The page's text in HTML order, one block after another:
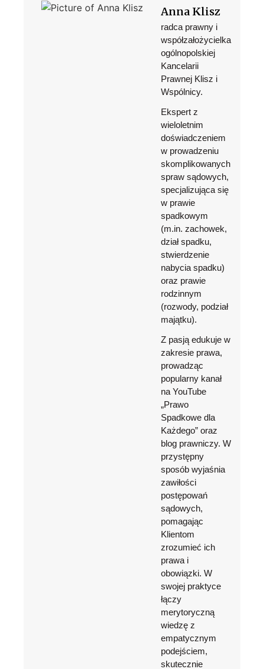
Anna Klisz
radca prawny i
współzałożycielka
ogólnopolskiej
Kancelarii
Prawnej Klisz i
Wspólnicy.
Ekspert z
wieloletnim
doświadczeniem
w prowadzeniu
skomplikowanych
spraw sądowych,
specjalizująca się
w prawie
spadkowym
(m.in. zachowek,
dział spadku,
stwierdzenie
nabycia spadku)
oraz prawie
rodzinnym
(rozwody, podział
majątku).
Z pasją edukuje w
zakresie prawa,
prowadząc
popularny kanał
na YouTube
„Prawo
Spadkowe dla
Każdego” oraz
blog prawniczy. W
przystępny
sposób wyjaśnia
zawiłości
postępowań
sądowych,
pomagając
Klientom
zrozumieć ich
prawa i
obowiązki. W
swojej praktyce
łączy
merytoryczną
wiedzę z
empatycznym
podejściem,
skutecznie